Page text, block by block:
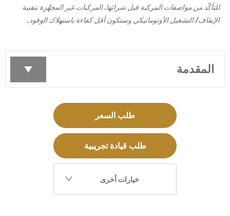
للتأكّد من مواصفات المركبة قبل شرائها. المركبات غير المجهَّزة بتقنية
الإيقاف/ التشغيل الأوتوماتيكي وستكون أقل كفاءة باستهلاك الوقود.
المقدمة
طلب السعر
طلب قيادة تجريبية
خيارات أخرى